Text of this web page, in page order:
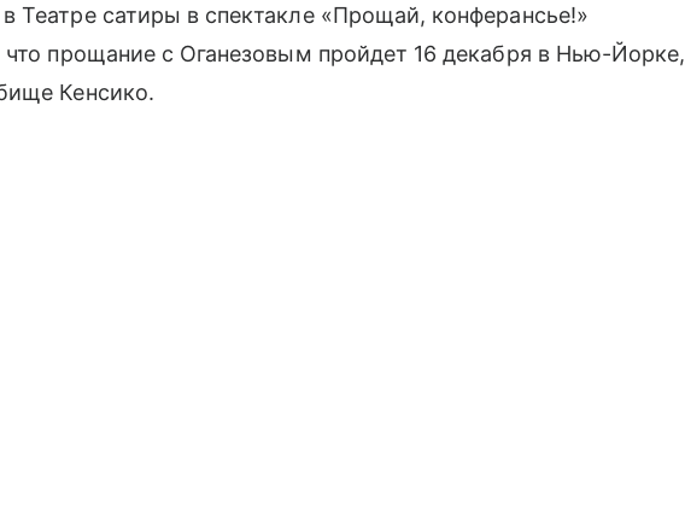
Театре сатиры в спектакле «Прощай, конферансье!»
что прощание с Оганезовым пройдет 16 декабря в Нью-Йорке,
Кенсико.